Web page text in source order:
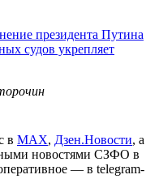
президента Путина
судов укрепляет
в МАХ, Дзен.Новости, а
новостями СЗФО в
— в telegram-